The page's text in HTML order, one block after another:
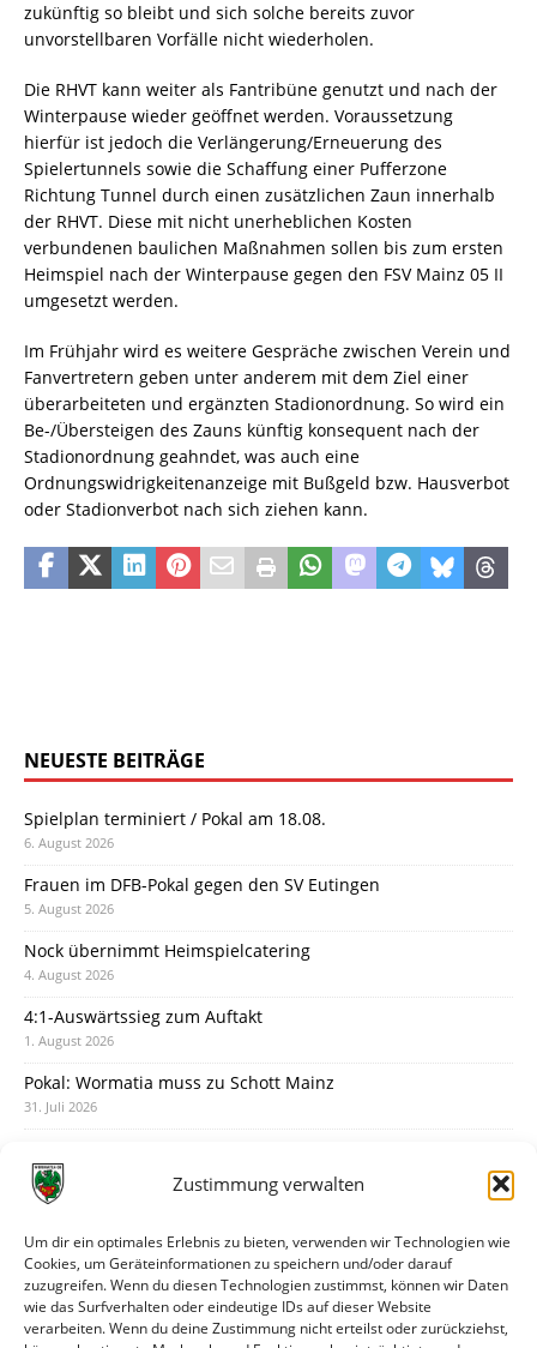
Zustimmung verwalten
Um dir ein optimales Erlebnis zu bieten, verwenden wir Technologien wie
Cookies, um Geräteinformationen zu speichern und/oder darauf
zuzugreifen. Wenn du diesen Technologien zustimmst, können wir Daten
wie das Surfverhalten oder eindeutige IDs auf dieser Website
verarbeiten. Wenn du deine Zustimmung nicht erteilst oder zurückziehst,
zukünftig so bleibt und sich solche bereits zuvor
unvorstellbaren Vorfälle nicht wiederholen.
Die RHVT kann weiter als Fantribüne genutzt und nach der
Winterpause wieder geöffnet werden. Voraussetzung
hierfür ist jedoch die Verlängerung/Erneuerung des
Spielertunnels sowie die Schaffung einer Pufferzone
Richtung Tunnel durch einen zusätzlichen Zaun innerhalb
der RHVT. Diese mit nicht unerheblichen Kosten
verbundenen baulichen Maßnahmen sollen bis zum ersten
Heimspiel nach der Winterpause gegen den FSV Mainz 05 II
umgesetzt werden.
Im Frühjahr wird es weitere Gespräche zwischen Verein und
Fanvertretern geben unter anderem mit dem Ziel einer
überarbeiteten und ergänzten Stadionordnung. So wird ein
Be-/Übersteigen des Zauns künftig konsequent nach der
Stadionordnung geahndet, was auch eine
Ordnungswidrigkeitenanzeige mit Bußgeld bzw. Hausverbot
oder Stadionverbot nach sich ziehen kann.
NEUESTE BEITRÄGE
Spielplan terminiert / Pokal am 18.08.
6. August 2026
Frauen im DFB-Pokal gegen den SV Eutingen
5. August 2026
Nock übernimmt Heimspielcatering
4. August 2026
4:1-Auswärtssieg zum Auftakt
1. August 2026
Pokal: Wormatia muss zu Schott Mainz
31. Juli 2026
30. Juli 2026
28. Juli 2026
Neuer Rückensponsor
28. Juli 2026